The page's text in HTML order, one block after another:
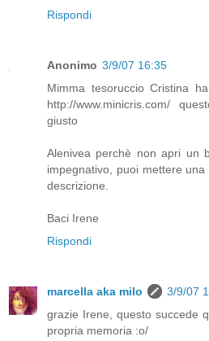
Rispondi
Anonimo 3/9/07 16:35
Mimma tesoruccio Cristina
http://www.minicris.com/
giusto
Alenivea perchè non apri un
impegnativo, puoi mettere
descrizione.
Baci Irene
Rispondi
marcella aka milo
3/9/07
grazie Irene, questo succede
propria memoria :o/